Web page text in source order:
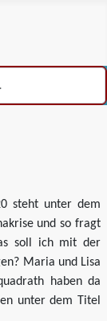
steht unter dem
und so fragt
soll ich mit der
Maria und Lisa
haben da
unter dem Titel